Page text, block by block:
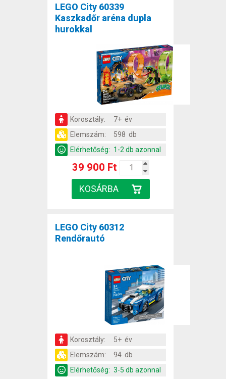
LEGO City 60339
Kaszkadőr aréna dupla
hurokkal
Korosztály:
7+ év
Elemszám:
598 db
Elérhetőség: 1-2 db azonnal
39 900 Ft
LEGO City 60312
Rendőrautó
Korosztály:
5+ év
Elemszám:
94 db
Elérhetőség: 3-5 db azonnal